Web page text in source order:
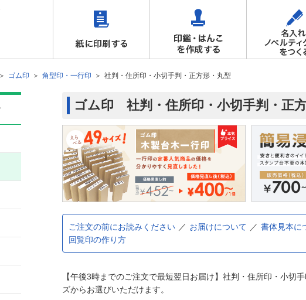
ゴム印 角型印・一行印 社判・住所印・小切手判・正方形・丸型
ゴム印 社判・住所印・小切手判・正
ご注文の前にお読みください お届けについて 書体見本に
回覧印の作り方
【午後3時までのご注文で最短翌日お届け】社判・住所印・小切
ズからお選びいただけます。